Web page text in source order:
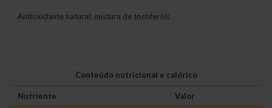
Antioxidante natural: mistura de tocoferóis
Conteúdo nutricional e calórico
Nutriente Valor